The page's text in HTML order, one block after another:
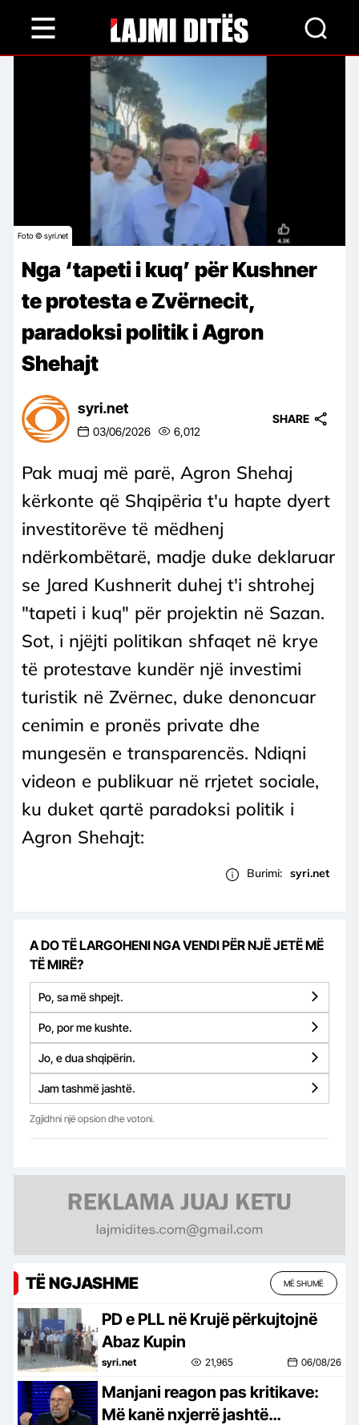
content
Foto © syri.net
Nga ‘tapeti i kuq’ për Kushner
te protesta e Zvërnecit,
paradoksi politik i Agron
Shehajt
syri.net
03/06/2026 6,012
SHARE
Pak muaj më parë, Agron Shehaj
kërkonte që Shqipëria t'u hapte dyert
investitorëve të mëdhenj
ndërkombëtarë, madje duke deklaruar
se Jared Kushnerit duhej t'i shtrohej
"tapeti i kuq" për projektin në Sazan.
Sot, i njëjti politikan shfaqet në krye
të protestave kundër një investimi
turistik në Zvërnec, duke denoncuar
cenimin e pronës private dhe
mungesën e transparencës. Ndiqni
videon e publikuar në rrjetet sociale,
ku duket qartë paradoksi politik i
Agron Shehajt:
Burimi: syri.net
A DO TË LARGOHENI NGA VENDI PËR NJË JETË MË
TË MIRË?
Po, sa më shpejt.
Po, por me kushte.
Jo, e dua shqipërin.
Jam tashmë jashtë.
Zgjidhni një opsion dhe votoni.
TË NGJASHME MË SHUMË
PD e PLL në Krujë përkujtojnë
Abaz Kupin
syri.net 21,965 06/08/26
Manjani reagon pas kritikave:
Më kanë nxjerrë jashtë